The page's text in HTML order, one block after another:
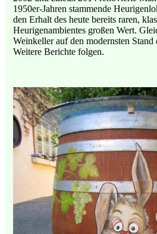
1950er-Jahren stammende
den Erhalt des heute bereits raren,
Heurigenambientes großen Wert.
Weinkeller auf den modernsten Stand
Weitere Berichte folgen.